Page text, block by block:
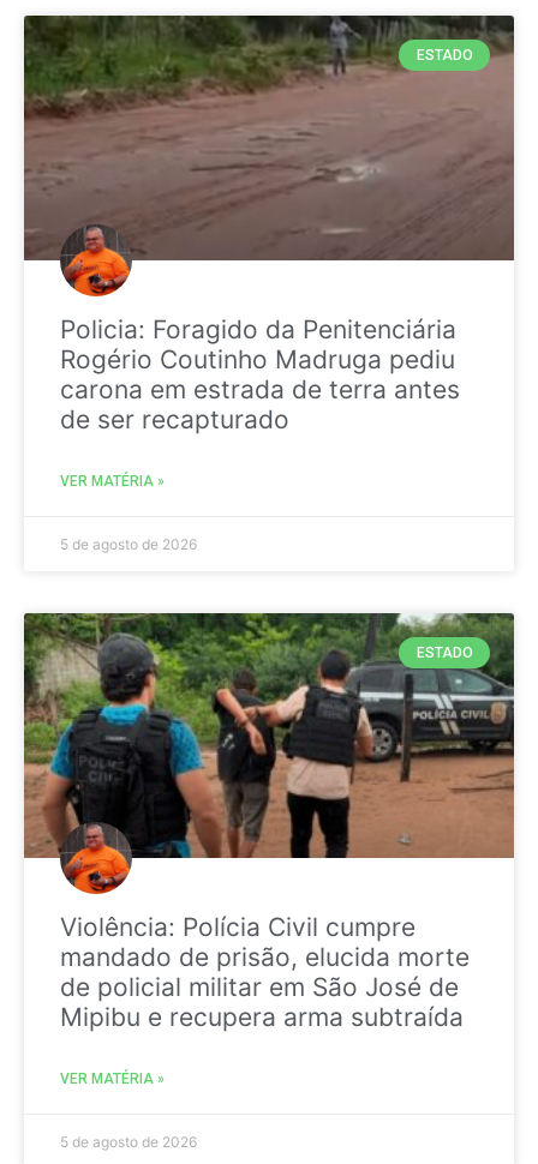
ESTADO
Policia: Foragido da Penitenciária
Rogério Coutinho Madruga pediu
carona em estrada de terra antes
de ser recapturado
VER MATÉRIA »
5 de agosto de 2026
ESTADO
Violência: Polícia Civil cumpre
mandado de prisão, elucida morte
de policial militar em São José de
Mipibu e recupera arma subtraída
VER MATÉRIA »
5 de agosto de 2026